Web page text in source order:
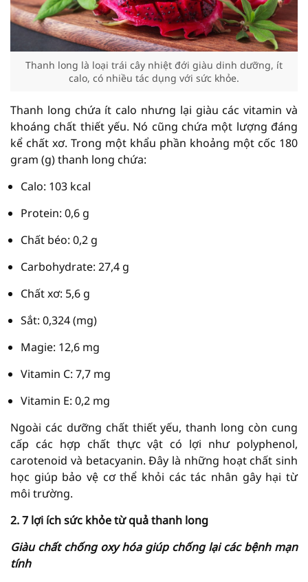
Thanh long là loại trái cây nhiệt đới giàu dinh dưỡng, ít
calo, có nhiều tác dụng với sức khỏe.
Thanh long chứa ít calo nhưng lại giàu các vitamin và
khoáng chất thiết yếu. Nó cũng chứa một lượng đáng
kể chất xơ. Trong một khẩu phần khoảng một cốc 180
gram (g) thanh long chứa:
Calo: 103 kcal
Protein: 0,6 g
Chất béo: 0,2 g
Carbohydrate: 27,4 g
Chất xơ: 5,6 g
Sắt: 0,324 (mg)
Magie: 12,6 mg
Vitamin C: 7,7 mg
Vitamin E: 0,2 mg
Ngoài các dưỡng chất thiết yếu, thanh long còn cung
cấp các hợp chất thực vật có lợi như polyphenol,
carotenoid và betacyanin. Đây là những hoạt chất sinh
học giúp bảo vệ cơ thể khỏi các tác nhân gây hại từ
môi trường.
2. 7 lợi ích sức khỏe từ quả thanh long
Giàu chất chống oxy hóa giúp chống lại các bệnh mạn
tính